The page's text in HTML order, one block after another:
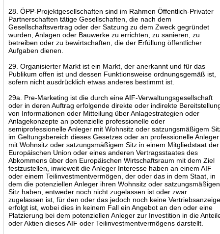
28. ÖPP-Projektgesellschaften sind im Rahmen Öffentlich-Privater
Partnerschaften tätige Gesellschaften, die nach dem
Gesellschaftsvertrag oder der Satzung zu dem Zweck gegründet
wurden, Anlagen oder Bauwerke zu errichten, zu sanieren, zu
betreiben oder zu bewirtschaften, die der Erfüllung öffentlicher
Aufgaben dienen.
29. Organisierter Markt ist ein Markt, der anerkannt und für das
Publikum offen ist und dessen Funktionsweise ordnungsgemäß ist,
sofern nicht ausdrücklich etwas anderes bestimmt ist.
29a. Pre-Marketing ist die durch eine AIF-Verwaltungsgesellschaft
oder in deren Auftrag erfolgende direkte oder indirekte
von Informationen oder Mitteilung über Anlagestrategien oder
Anlagekonzepte an potenzielle professionelle oder
semiprofessionelle Anleger mit Wohnsitz oder satzungsmäßigem
im Geltungsbereich dieses Gesetzes oder an professionelle Anleger
mit Wohnsitz oder satzungsmäßigem Sitz in einem Mitgliedstaat der
Europäischen Union oder eines anderen Vertragsstaates des
Abkommens über den Europäischen Wirtschaftsraum mit dem Ziel
festzustellen, inwieweit die Anleger Interesse haben an einem AIF
oder einem Teilinvestmentvermögen, der oder das in dem Staat, in
dem die potenziellen Anleger ihren Wohnsitz oder satzungsmäßigen
Sitz haben, entweder noch nicht zugelassen ist oder zwar
zugelassen ist, für den oder das jedoch noch keine
erfolgt ist, wobei dies in keinem Fall ein Angebot an den oder eine
Platzierung bei dem potenziellen Anleger zur Investition in die
oder Aktien dieses AIF oder Teilinvestmentvermögens darstellt.